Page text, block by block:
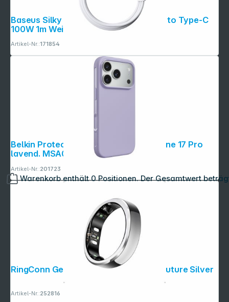
Warenkorb enthält 0 Positionen. Der Gesamtwert
Baseus Silky Series Ladekabel Type-C to Type-C
100W 1m Weiß
Artikel-Nr.:171854
Belkin Protect magn. Schutzhülle iPhone 17 Pro
lavend. MSA039hqLV
Artikel-Nr.:201723
RingConn Gen3 Smart Ring Größe 10 Future Silver
Artikel-Nr.:252816